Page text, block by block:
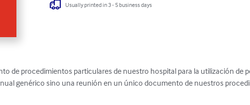
Usually printed in 3 - 5 business days
de procedimientos particulares de nuestro hospital para la utilización de
genérico sino una reunión en un único documento de nuestros